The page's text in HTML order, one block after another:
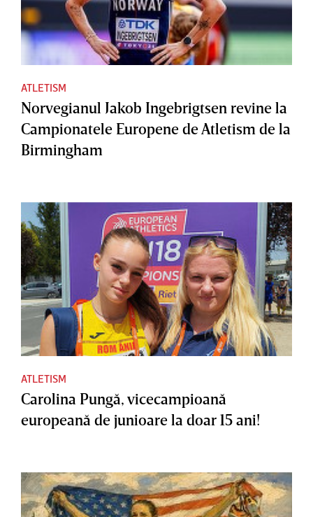
ATLETISM
Norvegianul Jakob Ingebrigtsen revine la
Campionatele Europene de Atletism de la
Birmingham
ATLETISM
Carolina Pungă, vicecampioană
europeană de junioare la doar 15 ani!